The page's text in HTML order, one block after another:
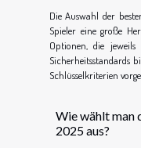
Die Auswahl der
Spieler eine große
Optionen, die
Sicherheitsstandards
Schlüsselkriterien
Wie wählt man
2025 aus?